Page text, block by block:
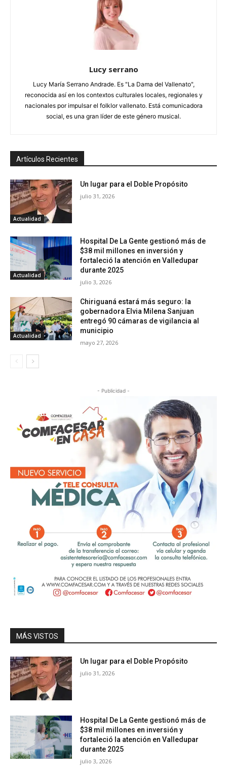
Lucy serrano
Lucy María Serrano Andrade. Es "La Dama del Vallenato",
reconocida así en los contextos culturales locales, regionales y
nacionales por impulsar el folklor vallenato. Está comunicadora
social, es una gran líder de este género musical.
Artículos Recientes
Actualidad
Un lugar para el Doble Propósito
julio 31, 2026
Actualidad
Hospital De La Gente gestionó más de
$38 mil millones en inversión y
fortaleció la atención en Valledupar
durante 2025
julio 3, 2026
Actualidad
Chiriguaná estará más seguro: la
gobernadora Elvia Milena Sanjuan
entregó 90 cámaras de vigilancia al
municipio
mayo 27, 2026
- Publicidad -
MÁS VISTOS
Un lugar para el Doble Propósito
julio 31, 2026
Hospital De La Gente gestionó más de
$38 mil millones en inversión y
fortaleció la atención en Valledupar
durante 2025
julio 3, 2026